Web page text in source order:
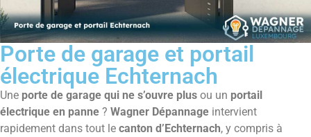
Porte de garage et portail
électrique Echternach
Une porte de garage qui ne s’ouvre plus ou un portail
électrique en panne ? Wagner Dépannage intervient
rapidement dans tout le canton d’Echternach, y compris à